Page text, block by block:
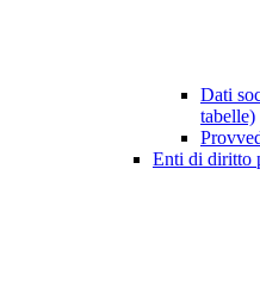
Dati
tabelle)
Enti di diritto